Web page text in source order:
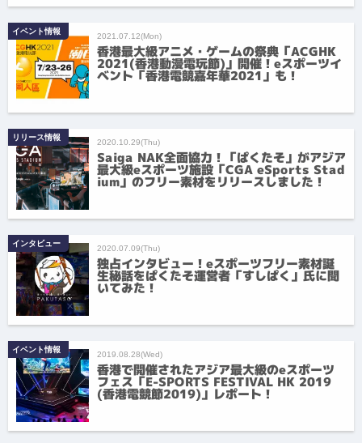
イベント情報 2021.07.12(Mon)
香港最大級アニメ・ゲームの祭典「ACGHK
2021(香港動漫電玩節)」開催！eスポーツイ
ベント「香港電競嘉年華2021」も！
リリース情報 2020.10.29(Thu)
Saiga NAK全面協力！「ぱくたそ」がアジア
最大級eスポーツ施設「CGA eSports Stad
ium」のフリー素材をリリースしました！
インタビュー 2020.07.09(Thu)
独占インタビュー！eスポーツフリー素材誕
生秘話をぱくたそ運営者「すしぱく」氏に聞
いてみた！
イベント情報 2019.08.28(Wed)
香港で開催されたアジア最大級のeスポーツ
フェス「E-SPORTS FESTIVAL HK 2019
(香港電競節2019)」レポート！